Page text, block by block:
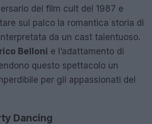
del film cult del 1987 e
sul palco la romantica storia di
da un cast talentuoso.
Belloni e l’adattamento di
questo spettacolo un
per gli appassionati del
Dancing